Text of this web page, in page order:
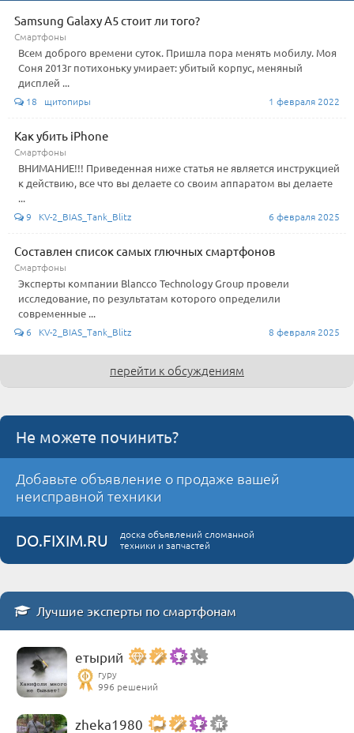
Samsung Galaxy A5 стоит ли того?
Смартфоны
Всем доброго времени суток. Пришла пора менять мобилу. Моя
Соня 2013г потихоньку умирает: убитый корпус, меняный
дисплей ...
18 щитопиры 1 февраля 2022
Как убить iPhone
Смартфоны
ВНИМАНИЕ!!! Приведенная ниже статья не является инструкцией
к действию, все что вы делаете со своим аппаратом вы делаете
...
9 KV-2_BIAS_Tank_Blitz 6 февраля 2025
Составлен список самых глючных смартфонов
Смартфоны
Эксперты компании Blancco Technology Group провели
исследование, по результатам которого определили
современные ...
6 KV-2_BIAS_Tank_Blitz 8 февраля 2025
перейти к обсуждениям
Не можете починить?
Добавьте объявление о продаже вашей
неисправной техники
DO.FIXIM.RU
доска объявлений сломанной
техники и запчастей
Лучшие эксперты по смартфонам
етырий
гуру
996 решений
zheka1980